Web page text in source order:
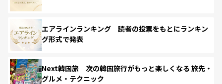
エアラインランキング 読者の投票をもとにランキン
グ形式で発表
Next韓国旅 次の韓国旅行がもっと楽しくなる 旅先・
グルメ・テクニック